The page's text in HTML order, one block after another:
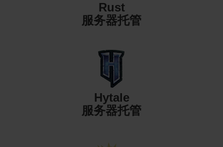
Rust
服务器托管
Hytale
服务器托管